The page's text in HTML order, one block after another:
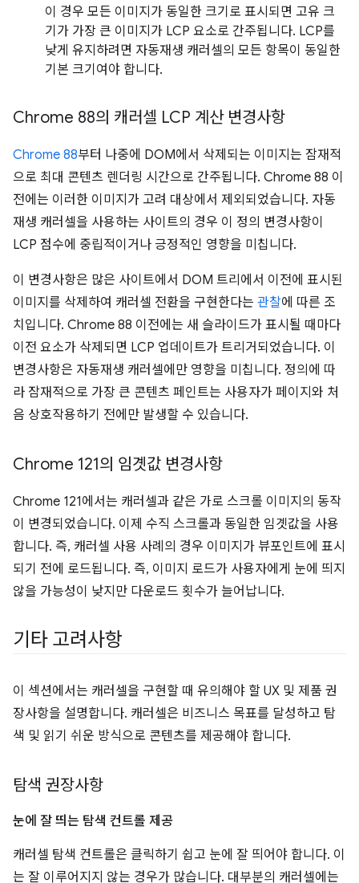
이 경우 모든 이미지가 동일한 크기로 표시되면 고유 크
기가 가장 큰 이미지가 LCP 요소로 간주됩니다. LCP를
낮게 유지하려면 자동재생 캐러셀의 모든 항목이 동일한
기본 크기여야 합니다.
Chrome 88의 캐러셀 LCP 계산 변경사항
Chrome 88부터 나중에 DOM에서 삭제되는 이미지는 잠재적
으로 최대 콘텐츠 렌더링 시간으로 간주됩니다. Chrome 88 이
전에는 이러한 이미지가 고려 대상에서 제외되었습니다. 자동
재생 캐러셀을 사용하는 사이트의 경우 이 정의 변경사항이
LCP 점수에 중립적이거나 긍정적인 영향을 미칩니다.
이 변경사항은 많은 사이트에서 DOM 트리에서 이전에 표시된
이미지를 삭제하여 캐러셀 전환을 구현한다는 관찰에 따른 조
치입니다. Chrome 88 이전에는 새 슬라이드가 표시될 때마다
이전 요소가 삭제되면 LCP 업데이트가 트리거되었습니다. 이
변경사항은 자동재생 캐러셀에만 영향을 미칩니다. 정의에 따
라 잠재적으로 가장 큰 콘텐츠 페인트는 사용자가 페이지와 처
음 상호작용하기 전에만 발생할 수 있습니다.
Chrome 121의 임곗값 변경사항
Chrome 121에서는 캐러셀과 같은 가로 스크롤 이미지의 동작
이 변경되었습니다. 이제 수직 스크롤과 동일한 임곗값을 사용
합니다. 즉, 캐러셀 사용 사례의 경우 이미지가 뷰포인트에 표시
되기 전에 로드됩니다. 즉, 이미지 로드가 사용자에게 눈에 띄지
않을 가능성이 낮지만 다운로드 횟수가 늘어납니다.
기타 고려사항
이 섹션에서는 캐러셀을 구현할 때 유의해야 할 UX 및 제품 권
장사항을 설명합니다. 캐러셀은 비즈니스 목표를 달성하고 탐
색 및 읽기 쉬운 방식으로 콘텐츠를 제공해야 합니다.
탐색 권장사항
눈에 잘 띄는 탐색 컨트롤 제공
캐러셀 탐색 컨트롤은 클릭하기 쉽고 눈에 잘 띄어야 합니다. 이
는 잘 이루어지지 않는 경우가 많습니다. 대부분의 캐러셀에는